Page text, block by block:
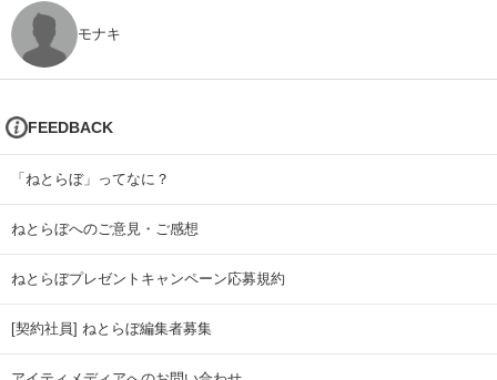
モナキ
FEEDBACK
「ねとらぼ」ってなに？
ねとらぼへのご意見・ご感想
ねとらぼプレゼントキャンペーン応募規約
[契約社員] ねとらぼ編集者募集